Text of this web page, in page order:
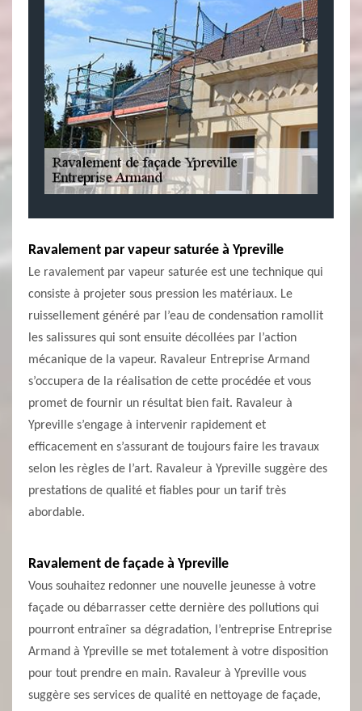
Ravalement par vapeur saturée à Ypreville
Le ravalement par vapeur saturée est une technique qui
consiste à projeter sous pression les matériaux. Le
ruissellement généré par l’eau de condensation ramollit
les salissures qui sont ensuite décollées par l’action
mécanique de la vapeur. Ravaleur Entreprise Armand
s’occupera de la réalisation de cette procédée et vous
promet de fournir un résultat bien fait. Ravaleur à
Ypreville s’engage à intervenir rapidement et
efficacement en s’assurant de toujours faire les travaux
selon les règles de l’art. Ravaleur à Ypreville suggère des
prestations de qualité et fiables pour un tarif très
abordable.
Ravalement de façade à Ypreville
Vous souhaitez redonner une nouvelle jeunesse à votre
façade ou débarrasser cette dernière des pollutions qui
pourront entraîner sa dégradation, l’entreprise Entreprise
Armand à Ypreville se met totalement à votre disposition
pour tout prendre en main. Ravaleur à Ypreville vous
suggère ses services de qualité en nettoyage de façade,